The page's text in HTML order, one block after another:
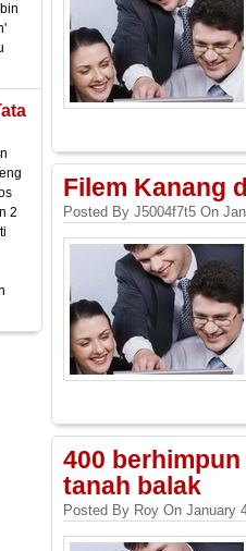
2
Filem Kanang
Posted By J5004f7t5 On
400
tanah balak
Posted By Roy On January